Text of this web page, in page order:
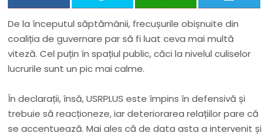
De la începutul săptămânii, frecușurile obișnuite din
coaliția de guvernare par să fi luat ceva mai multă
viteză. Cel puțin în spațiul public, căci la nivelul culiselor
lucrurile sunt un pic mai calme.
În declarații, însă, USRPLUS este împins în defensivă și
trebuie să reacționeze, iar deteriorarea relațiilor pare că
se accentuează. Mai ales că de data asta a intervenit și